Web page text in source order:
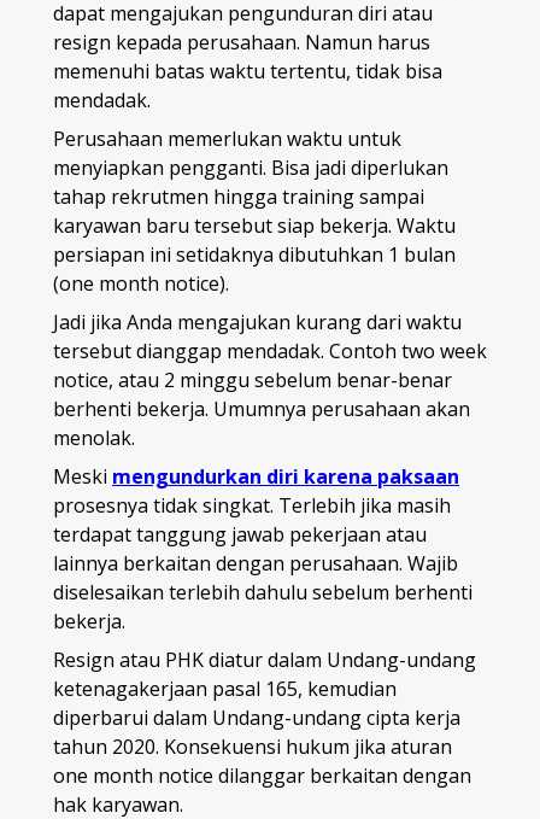
dapat mengajukan pengunduran diri atau
resign kepada perusahaan. Namun harus
memenuhi batas waktu tertentu, tidak bisa
mendadak.
Perusahaan memerlukan waktu untuk
menyiapkan pengganti. Bisa jadi diperlukan
tahap rekrutmen hingga training sampai
karyawan baru tersebut siap bekerja. Waktu
persiapan ini setidaknya dibutuhkan 1 bulan
(one month notice).
Jadi jika Anda mengajukan kurang dari waktu
tersebut dianggap mendadak. Contoh two week
notice, atau 2 minggu sebelum benar-benar
berhenti bekerja. Umumnya perusahaan akan
menolak.
Meski mengundurkan diri karena paksaan
prosesnya tidak singkat. Terlebih jika masih
terdapat tanggung jawab pekerjaan atau
lainnya berkaitan dengan perusahaan. Wajib
diselesaikan terlebih dahulu sebelum berhenti
bekerja.
Resign atau PHK diatur dalam Undang-undang
ketenagakerjaan pasal 165, kemudian
diperbarui dalam Undang-undang cipta kerja
tahun 2020. Konsekuensi hukum jika aturan
one month notice dilanggar berkaitan dengan
hak karyawan.